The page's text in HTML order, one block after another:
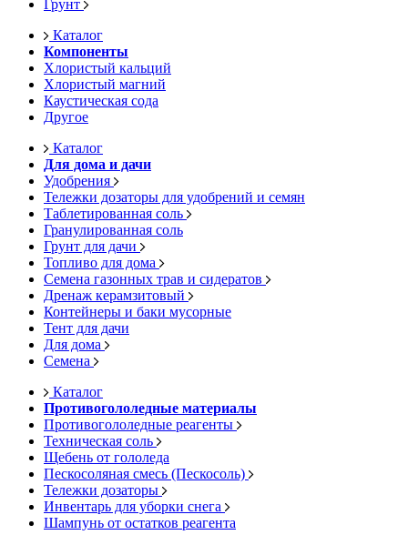
Грунт
Каталог
Компоненты
Хлористый кальций
Хлористый магний
Каустическая сода
Другое
Каталог
Для дома и дачи
Удобрения
Тележки дозаторы для удобрений и семян
Таблетированная соль
Гранулированная соль
Грунт для дачи
Топливо для дома
Семена газонных трав и сидератов
Дренаж керамзитовый
Контейнеры и баки мусорные
Тент для дачи
Для дома
Семена
Каталог
Противогололедные материалы
Противогололедные реагенты
Техническая соль
Щебень от гололеда
Пескосоляная смесь (Пескосоль)
Тележки дозаторы
Инвентарь для уборки снега
Шампунь от остатков реагента